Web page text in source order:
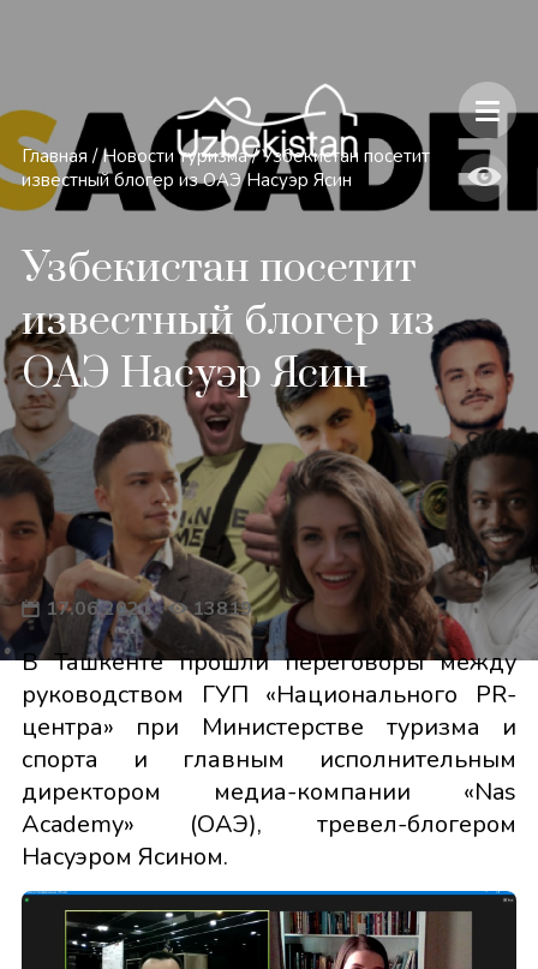
Главная / Новости туризма / Узбекистан посетит
известный блогер из ОАЭ Насуэр Ясин
Узбекистан посетит
известный блогер из
ОАЭ Насуэр Ясин
17.06.2021 13819
В Ташкенте прошли переговоры между
руководством ГУП «Национального PR-
центра» при Министерстве туризма и
спорта и главным исполнительным
директором медиа-компании «Nas
Academy» (ОАЭ), тревел-блогером
Насуэром Ясином.